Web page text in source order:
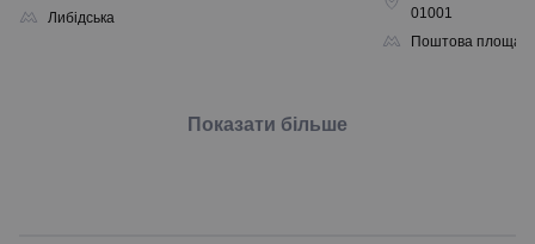
Либідська
01001
Поштова площа
Показати більше